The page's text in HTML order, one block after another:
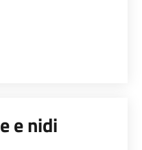
e nidi